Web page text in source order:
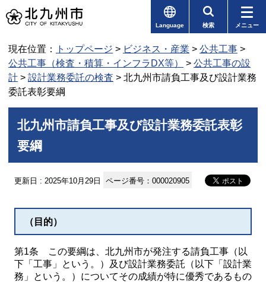
Language 検索 メニュー
現在位置： トップページ > ビジネス・産業 > 公共工事 >
公共工事（検査・積算・インフラDX等）
> 公共工事の設
計 > 設計業務委託の検査 > 北九州市請負工事及び設計業務
委託表彰要綱
北九州市請負工事及び設計業務委託表彰
要綱
更新日 : 2025年10月29日 ページ番号：000020905
（目的）
第1条 この要綱は、北九州市が発注する請負工事（以
下「工事」という。）及び設計業務委託（以下「設計業
務」という。）についてその成績が特に優秀であるもの